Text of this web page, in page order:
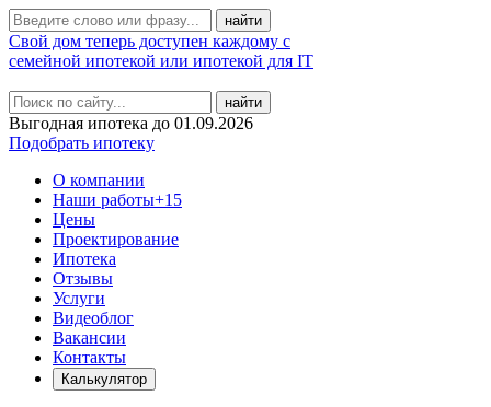
Свой дом теперь доступен каждому с
семейной ипотекой или ипотекой для IT
найти
Выгодная ипотека до 01.09.2026
Подобрать ипотеку
О компании
Наши работы+15
Цены
Проектирование
Ипотека
Отзывы
Услуги
Видеоблог
Вакансии
Контакты
Калькулятор